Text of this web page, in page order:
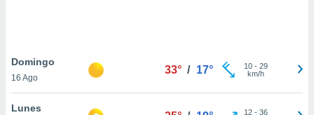
únicos
Domingo
16 Ago
33° / 17° 10- 29
km/h
Lunes 12- 36